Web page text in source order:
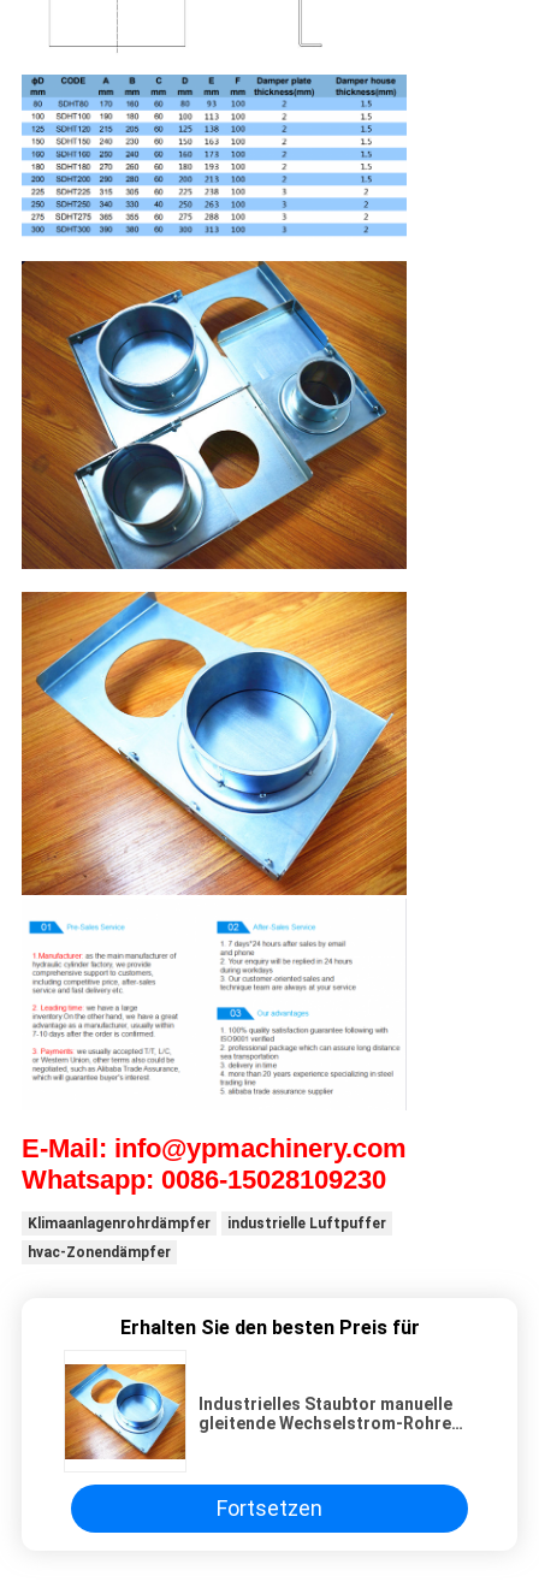
E-Mail: info@ypmachinery.com
Whatsapp: 0086-15028109230
Klimaanlagenrohrdämpfer
industrielle Luftpuffer
hvac-Zonendämpfer
Erhalten Sie den besten Preis für
Industrielles Staubtor manuelle
gleitende Wechselstrom-Rohre
Fortsetzen